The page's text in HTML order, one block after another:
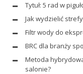
Tytuł: 5 rad w
Jak wydzielić
Filtr wody do
BRC dla branży
Metoda
salonie?